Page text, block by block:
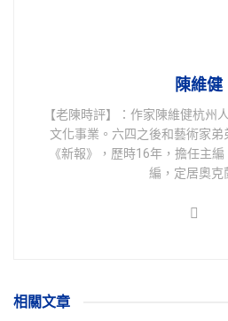
陳維健
【老陳時評】：作家陳維健杭州
文化事業。六四之後和藝術家
《新報》，歷時16年，擔任主
編，定居奧克
相關文章